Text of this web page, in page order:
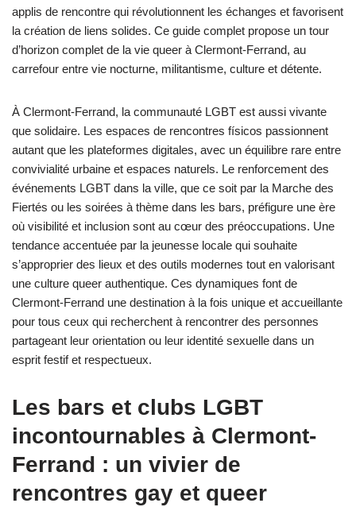
applis de rencontre qui révolutionnent les échanges et favorisent
la création de liens solides. Ce guide complet propose un tour
d’horizon complet de la vie queer à Clermont-Ferrand, au
carrefour entre vie nocturne, militantisme, culture et détente.
À Clermont-Ferrand, la communauté LGBT est aussi vivante
que solidaire. Les espaces de rencontres físicos passionnent
autant que les plateformes digitales, avec un équilibre rare entre
convivialité urbaine et espaces naturels. Le renforcement des
événements LGBT dans la ville, que ce soit par la Marche des
Fiertés ou les soirées à thème dans les bars, préfigure une ère
où visibilité et inclusion sont au cœur des préoccupations. Une
tendance accentuée par la jeunesse locale qui souhaite
s’approprier des lieux et des outils modernes tout en valorisant
une culture queer authentique. Ces dynamiques font de
Clermont-Ferrand une destination à la fois unique et accueillante
pour tous ceux qui recherchent à rencontrer des personnes
partageant leur orientation ou leur identité sexuelle dans un
esprit festif et respectueux.
Les bars et clubs LGBT
incontournables à Clermont-
Ferrand : un vivier de
rencontres gay et queer